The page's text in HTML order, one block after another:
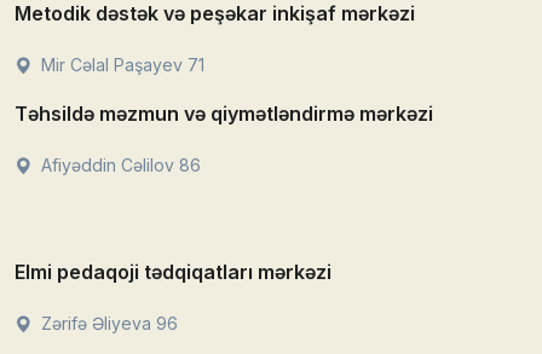
Metodik dəstək və peşəkar inkişaf mərkəzi
Mir Cəlal Paşayev 71
Təhsildə məzmun və qiymətləndirmə mərkəzi
Afiyəddin Cəlilov 86
Elmi pedaqoji tədqiqatları mərkəzi
Zərifə Əliyeva 96